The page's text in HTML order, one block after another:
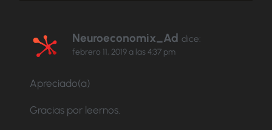
Neuroeconomix_Ad dice:
febrero 11, 2019 a las 4:37 pm
Apreciado(a)
Gracias por leernos.